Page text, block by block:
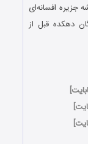
جزیره افسانه‌ای
دهکده قبل از